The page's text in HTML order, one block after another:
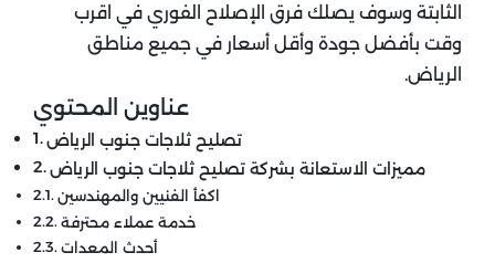
الثابتة وسوف يصلك فرق الإصلاح الفوري في اقرب
وقت بأفضل جودة وأقل أسعار في جميع مناطق
الرياض.
عناوين المحتوي
تصليح ثلاجات جنوب الرياض
مميزات الاستعانة بشركة تصليح ثلاجات جنوب الرياض
اكفأ الفنيين والمهندسين
خدمة عملاء محترفة
أحدث المعدات